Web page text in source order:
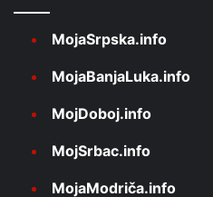
MojaSrpska.info
MojaBanjaLuka.info
MojDoboj.info
MojSrbac.info
MojaModriča.info